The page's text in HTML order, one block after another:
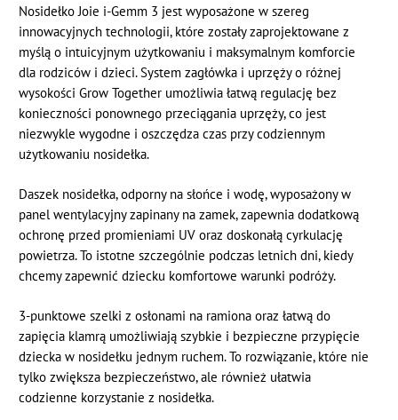
Nosidełko Joie i-Gemm 3 jest wyposażone w szereg
innowacyjnych technologii, które zostały zaprojektowane z
myślą o intuicyjnym użytkowaniu i maksymalnym komforcie
dla rodziców i dzieci. System zagłówka i uprzęży o różnej
wysokości Grow Together umożliwia łatwą regulację bez
konieczności ponownego przeciągania uprzęży, co jest
niezwykle wygodne i oszczędza czas przy codziennym
użytkowaniu nosidełka.
Daszek nosidełka, odporny na słońce i wodę, wyposażony w
panel wentylacyjny zapinany na zamek, zapewnia dodatkową
ochronę przed promieniami UV oraz doskonałą cyrkulację
powietrza. To istotne szczególnie podczas letnich dni, kiedy
chcemy zapewnić dziecku komfortowe warunki podróży.
3-punktowe szelki z osłonami na ramiona oraz łatwą do
zapięcia klamrą umożliwiają szybkie i bezpieczne przypięcie
dziecka w nosidełku jednym ruchem. To rozwiązanie, które nie
tylko zwiększa bezpieczeństwo, ale również ułatwia
codzienne korzystanie z nosidełka.